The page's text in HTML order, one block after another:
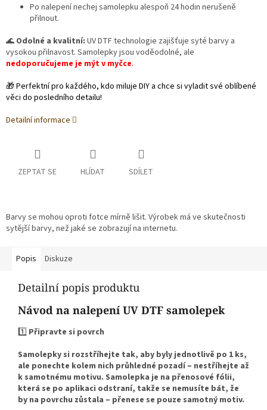
Po nalepení nechej samolepku alespoň 24 hodin nerušeně
přilnout.
🌊 Odolné a kvalitní: UV DTF technologie zajišťuje syté barvy a
vysokou přilnavost. Samolepky jsou voděodolné, ale
nedoporučujeme je mýt v myčce.
🎁 Perfektní pro každého, kdo miluje DIY a chce si vyladit své oblíbené
věci do posledního detailu!
Detailní informace
ZEPTAT SE HLÍDAT SDÍLET
Barvy se mohou oproti fotce mírně lišit. Výrobek má ve skutečnosti
sytější barvy, než jaké se zobrazují na internetu.
Popis Diskuze
Detailní popis produktu
Návod na nalepení UV DTF samolepek
1️⃣ Připravte si povrch
Samolepky si rozstříhejte tak, aby byly jednotlivě po 1 ks,
ale ponechte kolem nich průhledné pozadí – nestříhejte až
k samotnému motivu. Samolepka je na přenosové fólii,
která se po aplikaci odstraní, takže se nemusíte bát, že
by na povrchu zůstala – přenese se pouze samotný motiv.